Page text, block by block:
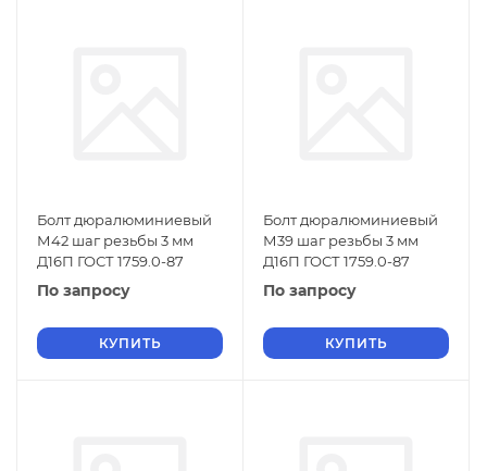
Болт дюралюминиевый
М42 шаг резьбы 3 мм
Д16П ГОСТ 1759.0-87
По запросу
КУПИТЬ
Болт дюралюминиевый
М39 шаг резьбы 3 мм
Д16П ГОСТ 1759.0-87
По запросу
КУПИТЬ